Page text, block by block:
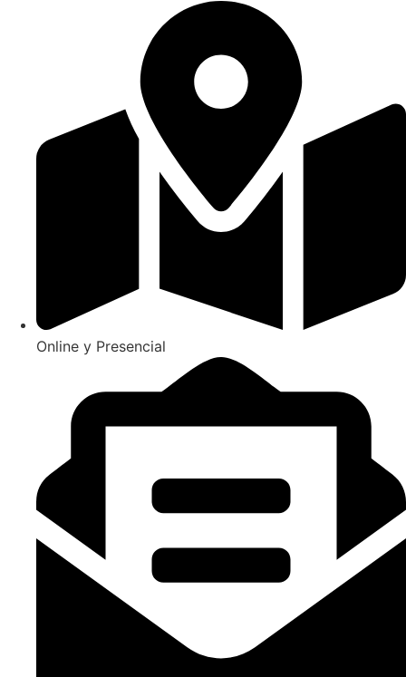
Online y Presencial